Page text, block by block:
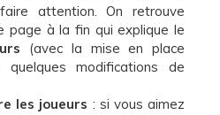
attention. On retrouve
page à la fin qui explique le
(avec la mise en place
modifications de
les joueurs : si vous aimez